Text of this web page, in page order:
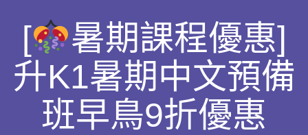
[
暑期課程優惠]
升K1暑期中文預備
班早鳥9折優惠